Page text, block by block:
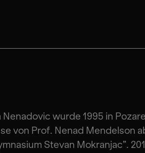
Nenadovic wurde 1995 in
von Prof. Nenad Mendelson
Stevan Mokranjac”.